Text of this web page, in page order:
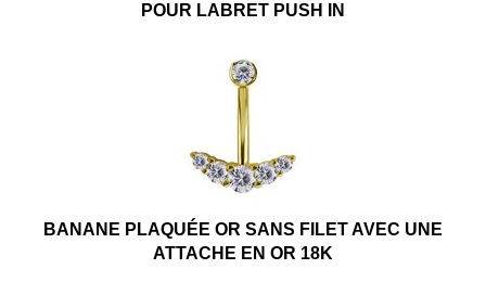
POUR LABRET PUSH IN
BANANE PLAQUÉE OR SANS FILET AVEC UNE
ATTACHE EN OR 18K